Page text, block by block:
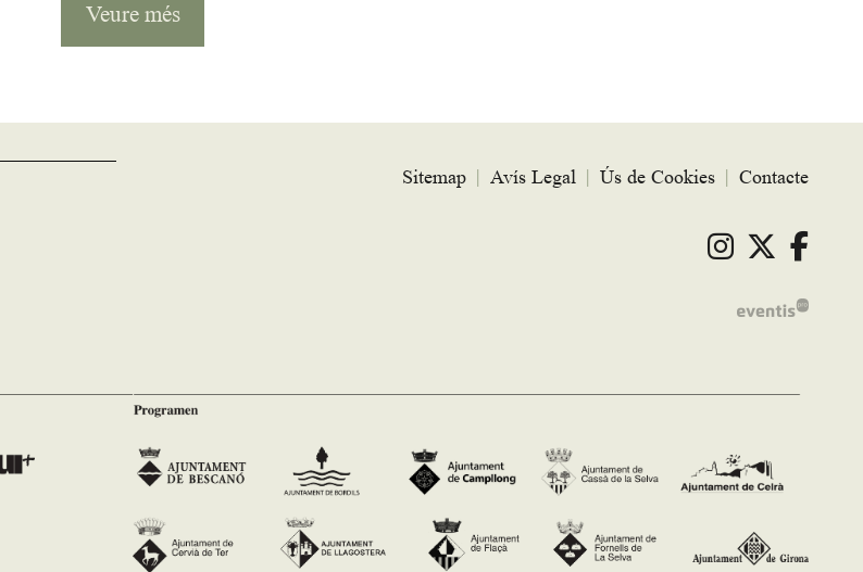
Veure més
Sitemap Avís Legal Ús de Cookies Contacte
Link aLink